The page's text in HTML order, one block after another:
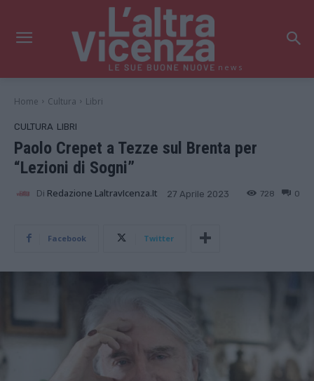
news
Home Cultura Libri
CULTURA LIBRI
Paolo Crepet a Tezze sul Brenta per
“Lezioni di Sogni”
Di Redazione LaltravIcenza.it 27 Aprile 2023 0
728
Facebook Twitter